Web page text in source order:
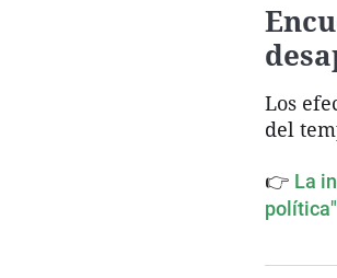
Los
del
👉 La
política"